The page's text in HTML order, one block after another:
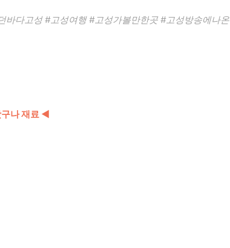
다고성 #고성여행 #고성가볼만한곳 #고성방송에나온
나 재료 ◀